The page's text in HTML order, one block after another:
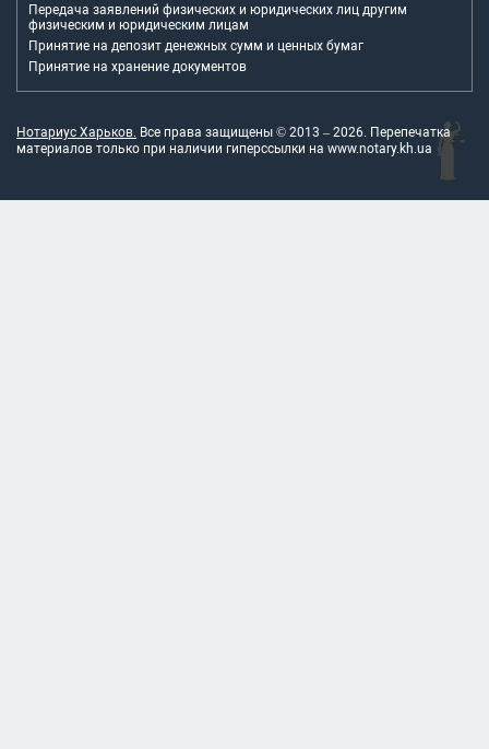
Передача заявлений физических и юридических лиц другим
физическим и юридическим лицам
Принятие на депозит денежных сумм и ценных бумаг
Принятие на хранение документов
Нотариус Харьков. Все права защищены © 2013 – 2026. Перепечатка
материалов только при наличии гиперссылки на www.notary.kh.ua